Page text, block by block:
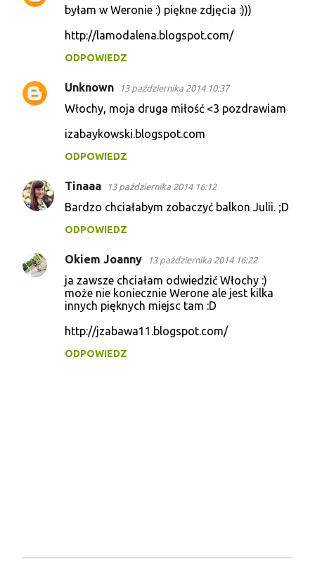
byłam w Weronie :) piękne zdjęcia :)))
http://lamodalena.blogspot.com/
ODPOWIEDZ
Unknown 13 października 2014 10:37
Włochy, moja druga miłość <3 pozdrawiam
izabaykowski.blogspot.com
ODPOWIEDZ
Tinaaa 13 października 2014 16:12
Bardzo chciałabym zobaczyć balkon Julii. ;D
ODPOWIEDZ
Okiem Joanny 13 października 2014 16:22
ja zawsze chciałam odwiedzić Włochy :)
może nie koniecznie Werone ale jest kilka
innych pięknych miejsc tam :D
http://jzabawa11.blogspot.com/
ODPOWIEDZ